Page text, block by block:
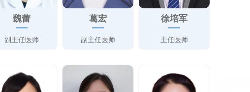
魏蕾
副主任医师
葛宏
副主任医师
徐培军
主任医师